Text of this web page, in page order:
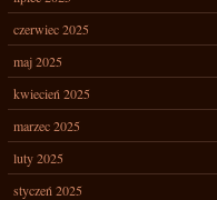
czerwiec 2025
maj 2025
kwiecień 2025
marzec 2025
luty 2025
styczeń 2025